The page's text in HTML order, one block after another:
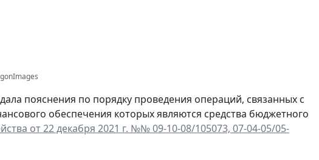
пояснения по порядку проведения операций, связанных с
обеспечения которых являются средства бюджетного
от 22 декабря 2021 г. №№ 09-10-08/105073, 07-04-05/05-